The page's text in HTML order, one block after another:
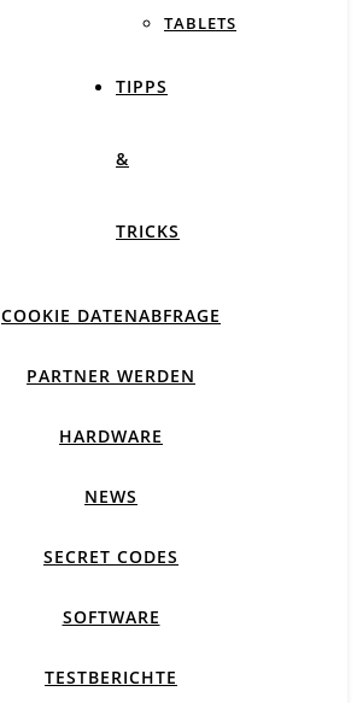
TABLETS
TIPPS
&
TRICKS
COOKIE DATENABFRAGE
PARTNER WERDEN
HARDWARE
NEWS
SECRET CODES
SOFTWARE
TESTBERICHTE